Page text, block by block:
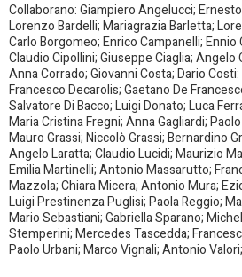
Collaborano: Giampiero Angelucci;
Lorenzo Bardelli; Mariagrazia Barletta;
Carlo Borgomeo; Enrico Campanelli; Ennio
Claudio Cipollini; Giuseppe Ciaglia;
Anna Corrado; Giovanni Costa; Dario
Francesco Decarolis; Gaetano De
Salvatore Di Bacco; Luigi Donato; Luca
Maria Cristina Fregni; Anna Gagliardi;
Mauro Grassi; Niccolò Grassi; Bernardino
Angelo Laratta; Claudio Lucidi; Maurizio
Emilia Martinelli; Antonio Massarutto;
Mazzola; Chiara Micera; Antonio Mura;
Luigi Prestinenza Puglisi; Paola Reggio;
Mario Sebastiani; Gabriella Sparano;
Stemperini; Mercedes Tascedda;
Paolo Urbani; Marco Vignali; Antonio